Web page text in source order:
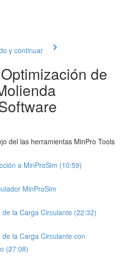
y continuar
de
del las herramientas MinPro Tools
a MinProSim (10:59)
MinProSim
la Carga Circulante (22:32)
la Carga Circulante con
(27:08)